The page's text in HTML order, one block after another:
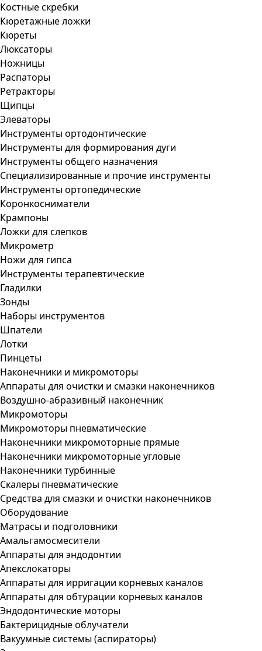
Костные скребки
Кюретажные ложки
Кюреты
Люксаторы
Ножницы
Распаторы
Ретракторы
Щипцы
Элеваторы
Инструменты ортодонтические
Инструменты для формирования дуги
Инструменты общего назначения
Специализированные и прочие инструменты
Инструменты ортопедические
Коронкосниматели
Крампоны
Ложки для слепков
Микрометр
Ножи для гипса
Инструменты терапевтические
Гладилки
Зонды
Наборы инструментов
Шпатели
Лотки
Пинцеты
Наконечники и микромоторы
Аппараты для очистки и смазки наконечников
Воздушно-абразивный наконечник
Микромоторы
Микромоторы пневматические
Наконечники микромоторные прямые
Наконечники микромоторные угловые
Наконечники турбинные
Скалеры пневматические
Средства для смазки и очистки наконечников
Оборудование
Матрасы и подголовники
Амальгамосмесители
Аппараты для эндодонтии
Апекслокаторы
Аппараты для ирригации корневых каналов
Аппараты для обтурации корневых каналов
Эндодонтические моторы
Бактерицидные облучатели
Вакуумные системы (аспираторы)